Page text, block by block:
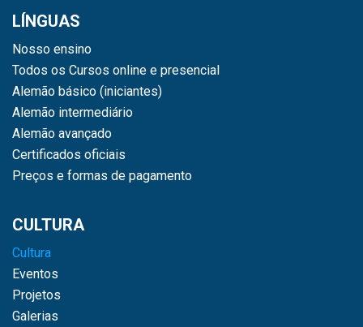
LÍNGUAS
Nosso ensino
Todos os Cursos online e presencial
Alemão básico (iniciantes)
Alemão intermediário
Alemão avançado
Certificados oficiais
Preços e formas de pagamento
CULTURA
Cultura
Eventos
Projetos
Galerias